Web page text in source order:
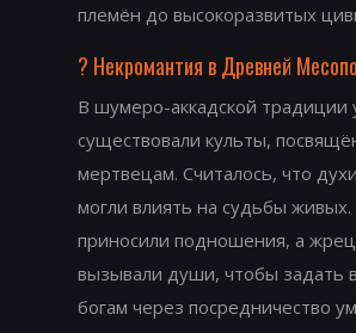
племён до высокоразвитых
? Некромантия в Древней
В шумеро-аккадской традиции
существовали культы,
мертвецам. Считалось, что
могли влиять на судьбы
приносили подношения, а
вызывали души, чтобы задать
богам через посредничество